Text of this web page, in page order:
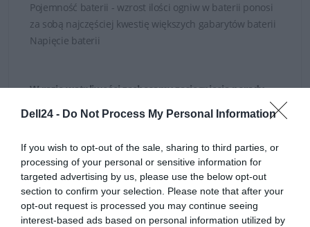
Dell24 - Do Not Process My Personal Information
If you wish to opt-out of the sale, sharing to third parties, or
processing of your personal or sensitive information for
targeted advertising by us, please use the below opt-out
section to confirm your selection. Please note that after your
opt-out request is processed you may continue seeing
interest-based ads based on personal information utilized by
Pojemność baterii - wzrost ilości ogniw w baterii ponosi
za sobą najczęściej kwestię większych gabarytów baterii
Napięcie baterii
W razie wątpliwości zachęcamy zasięgnięcia porady
naszych Doradców, którzy służą swoją fachową
i mailowy.